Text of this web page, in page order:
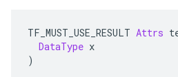
TF_MUST_USE_RESULT Attrs
DataType x
)